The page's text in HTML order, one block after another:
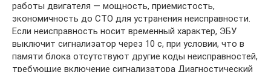
работы двигателя — мощность, приемистость,
экономичность до СТО для устранения неисправности.
Если неисправность носит временный характер, ЭБУ
выключит сигнализатор через 10 с, при условии, что в
памяти блока отсутствуют другие коды неисправностей,
требующие включение сигнализатора Диагностический